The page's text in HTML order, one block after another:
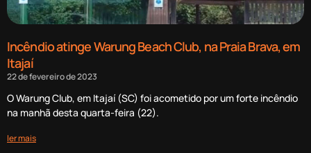
Incêndio atinge Warung Beach Club, na Praia Brava, em
Itajaí
22 de fevereiro de 2023
O Warung Club, em Itajaí (SC) foi acometido por um forte incêndio
na manhã desta quarta-feira (22).
ler mais